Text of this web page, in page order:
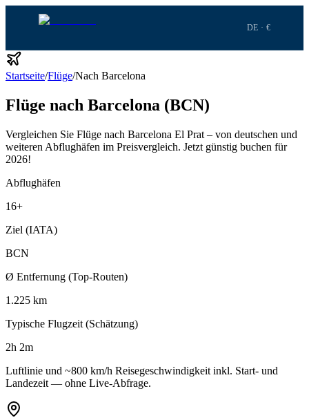
DE · €
Startseite/Flüge/Nach Barcelona
Flüge nach Barcelona (BCN)
Vergleichen Sie Flüge nach Barcelona El Prat – von deutschen und
weiteren Abflughäfen im Preisvergleich. Jetzt günstig buchen für
2026!
Abflughäfen
16+
Ziel (IATA)
BCN
Ø Entfernung (Top-Routen)
1.225 km
Typische Flugzeit (Schätzung)
2h 2m
Luftlinie und ~800 km/h Reisegeschwindigkeit inkl. Start- und
Landezeit — ohne Live-Abfrage.